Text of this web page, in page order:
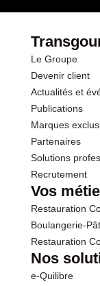
dont
Fibres
Protéines
Sel
Sodium
Le Groupe
Devenir client
Actualités et
Publications
Marques
Partenaires
Solutions
Recrutement
Vos
Restauration
Boulangerie-
Restauration
Nos
e-Quilibre